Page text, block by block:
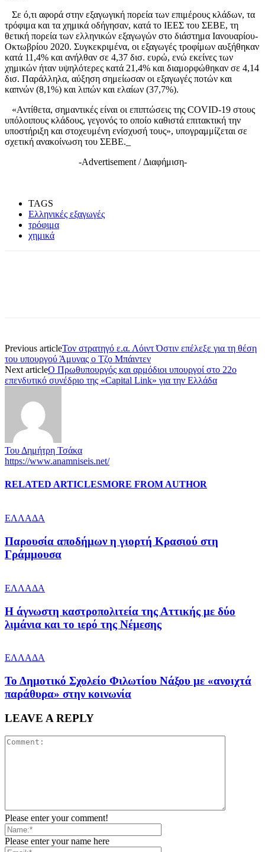
Σε ό,τι αφορά στην εξαγωγική πορεία των επιμέρους κλάδων, τα
τρόφιμα και τα χημικά οδήγησαν, κατά το ΙΕΕΣ του ΣΕΒΕ, τη
θετική πορεία των ελληνικών εξαγωγών στο διάστημα Ιανουαρίου-
Οκτωβρίου 2020. Συγκεκριμένα, οι εξαγωγές τροφίμων αυξήθηκαν
κατά 11,4% και ανήλθαν σε 4,37 δισ. ευρώ, ενώ εκείνες των
χημικών ήταν υψηλότερες κατά 21,4% και διαμορφώθηκαν σε 4,14
δισ. Παράλληλα, αύξηση σημείωσαν οι εξαγωγές ποτών και
καπνών (8,1%) και λιπών και ελαίων (37,7%).
«Αντίθετα, σημαντικές είναι οι επιπτώσεις της COVID-19 στους
υπόλοιπους κλάδους, γεγονός το οποίο καθιστά επιτακτική την
υποστήριξη και στοχευμένη ενίσχυσή τους», υπογραμμίζεται σε
σχετική ανακοίνωση του ΣΕΒΕ._
-Advertisement / Διαφήμιση-
TAGS
Ελληνικές εξαγωγές
τρόφιμα
χημικά
Previous articleΤον στρατηγό ε.α. Λόιντ Όστιν επέλεξε για τη θέση
του υπουργού Άμυνας ο Τζο Μπάιντεν
Next articleΟ Πρωθυπουργός και αρμόδιοι υπουργοί στο 22ο
επενδυτικό συνέδριο της «Capital Link» για την Ελλάδα
Του Δημήτρη Τσάκα
https://www.anamniseis.net/
RELATED ARTICLESMORE FROM AUTHOR
ΕΛΛΑΔΑ
Παρουσία αποδήμων η γιορτή Κρασιού στη
Γράμμουσα
ΕΛΛΑΔΑ
Η άγνωστη καστροπολιτεία της Αττικής με δύο
λιμάνια και το ιερό της Νέμεσης
ΕΛΛΑΔΑ
Το Δημοτικό Σχολείο Φιλωτίου Νάξου με «ανοιχτά
παράθυρα» στην κοινωνία
LEAVE A REPLY
Please enter your comment!
Please enter your name here